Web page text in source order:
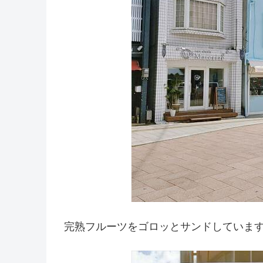
完熟フルーツをゴロッとサンドしていま